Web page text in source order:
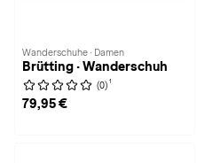
Wanderschuhe · Damen
Brütting · Wanderschuh
(0) 1
79,95 €